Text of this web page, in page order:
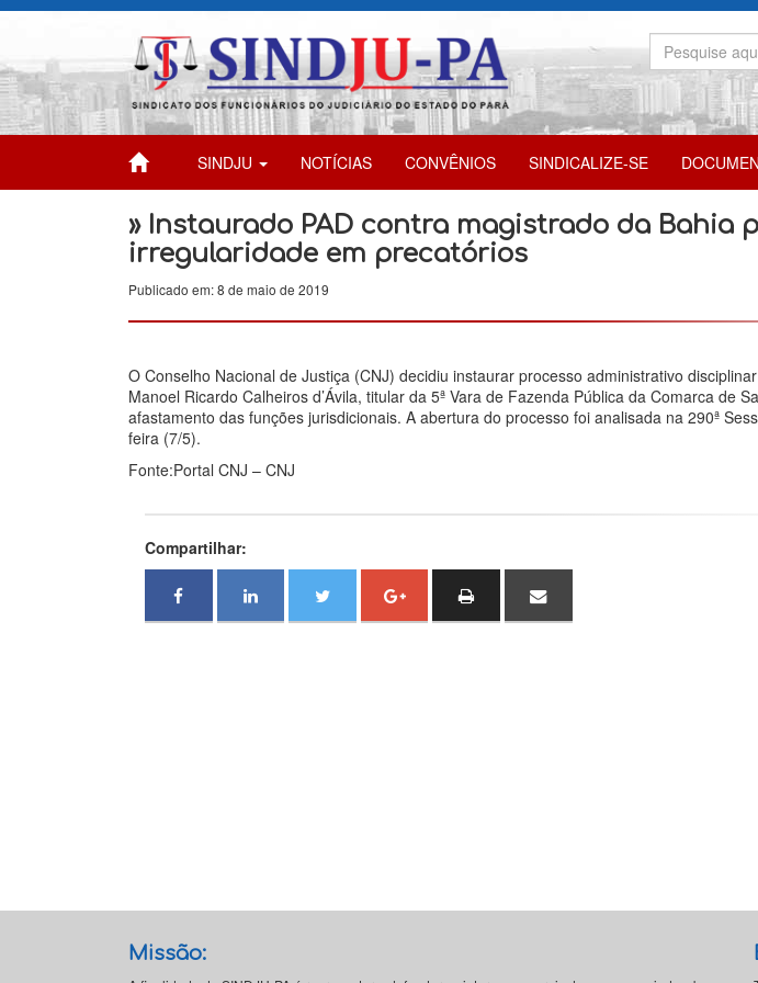
SINDJU NOTÍCIAS CONVÊNIOS SINDICALIZE-SE
» Instaurado PAD contra magistrado da Bahia
irregularidade em precatórios
Publicado em: 8 de maio de 2019
O Conselho Nacional de Justiça (CNJ) decidiu instaurar processo administrativo
Manoel Ricardo Calheiros d’Ávila, titular da 5ª Vara de Fazenda Pública da Comarca de
afastamento das funções jurisdicionais. A abertura do processo foi analisada na 290ª
feira (7/5).
Fonte:Portal CNJ – CNJ
Compartilhar:
Missão: